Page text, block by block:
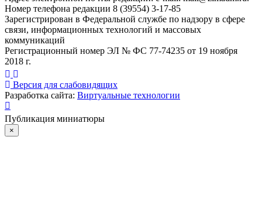
Номер телефона редакции 8 (39554) 3-17-85
Зарегистрирован в Федеральной службе по надзору в сфере
связи, информационных технологий и массовых
коммуникаций
Регистрационный номер ЭЛ № ФС 77-74235 от 19 ноября
2018 г.
Версия для слабовидящих
Разработка сайта: Виртуальные технологии
Публикация миниатюры
×